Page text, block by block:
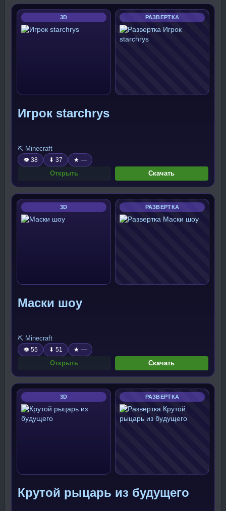
3D РАЗВЕРТКА
Игрок starchrys
⛏️ Minecraft
👁 38 ⬇ 37 ★ —
Открыть Скачать
3D РАЗВЕРТКА
Маски шоу
⛏️ Minecraft
👁 55 ⬇ 51 ★ —
Открыть Скачать
3D РАЗВЕРТКА
Крутой рыцарь из будущего